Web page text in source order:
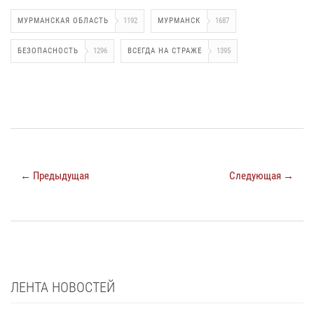
МУРМАНСКАЯ ОБЛАСТЬ 1192 МУРМАНСК 1687
БЕЗОПАСНОСТЬ 1296 ВСЕГДА НА СТРАЖЕ 1395
← Предыдущая Следующая →
ЛЕНТА НОВОСТЕЙ